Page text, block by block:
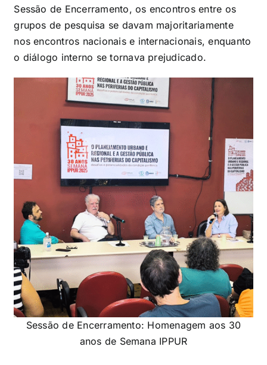
Sessão de Encerramento, os encontros entre os
grupos de pesquisa se davam majoritariamente
nos encontros nacionais e internacionais, enquanto
o diálogo interno se tornava prejudicado.
Sessão de Encerramento: Homenagem aos 30
anos de Semana IPPUR